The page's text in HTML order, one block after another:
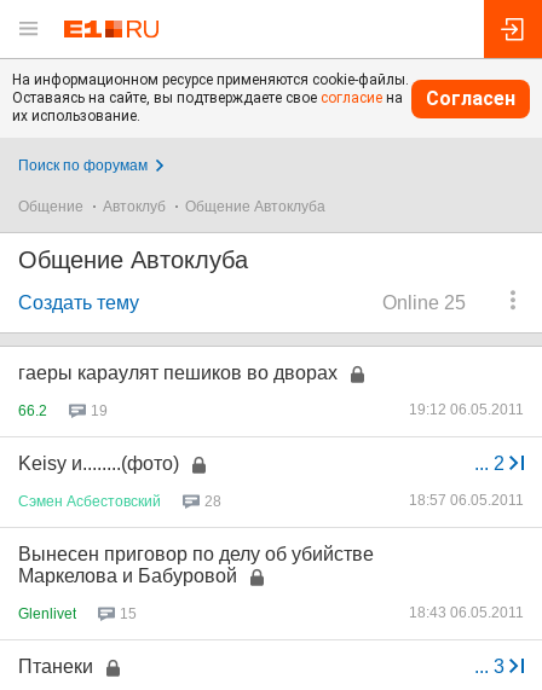
На информационном ресурсе применяются cookie-файлы.
Оставаясь на сайте, вы подтверждаете свое согласие на
их использование.
Согласен
Поиск по форумам
Общение Автоклуб Общение Автоклуба
Общение Автоклуба
Online 25
Создать тему
гаеры караулят пешиков во дворах
66.2 19 19:12 06.05.2011
... 2
Keisy и........(фото)
Сэмен Асбестовский 28 18:57 06.05.2011
Вынесен приговор по делу об убийстве
Маркелова и Бабуровой
Glenlivet 15 18:43 06.05.2011
... 3
Птанеки